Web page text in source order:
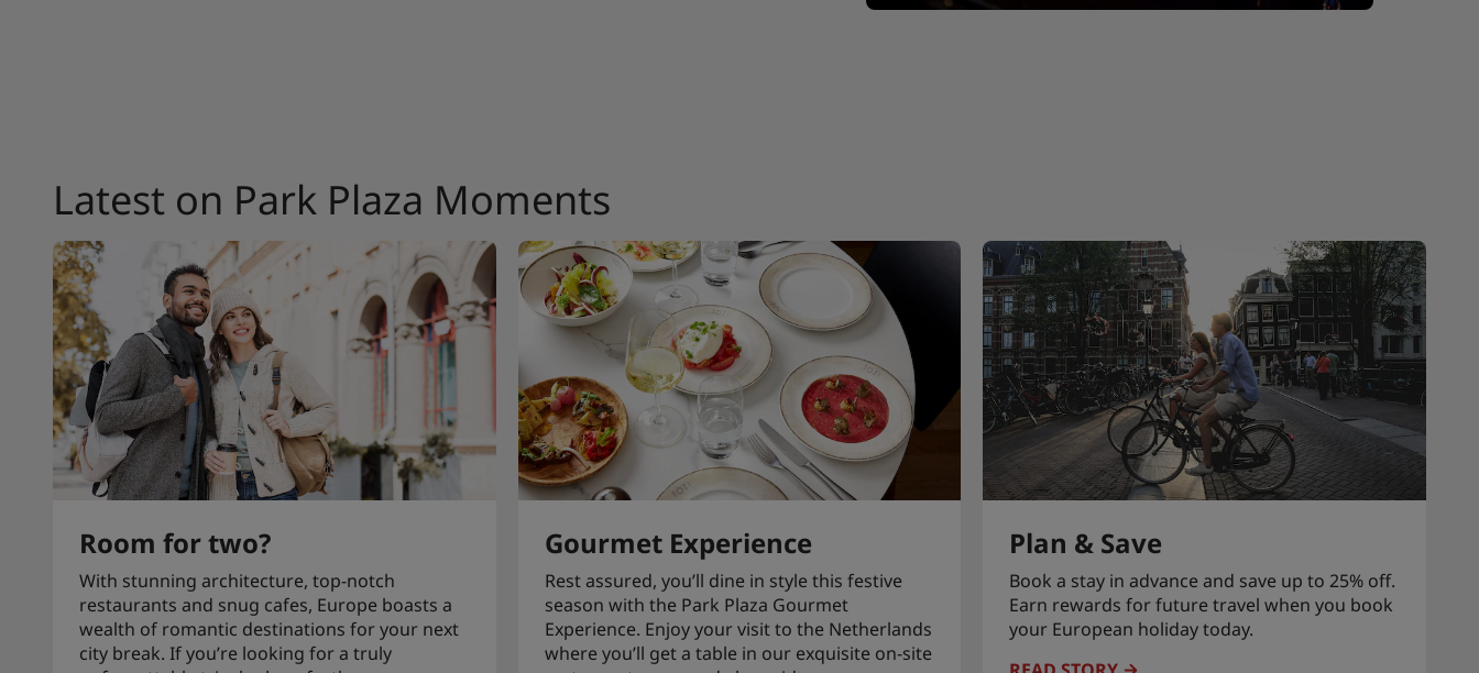
Latest on Park Plaza Moments
Room for two?
With stunning architecture, top-notch
restaurants and snug cafes, Europe boasts a
wealth of romantic destinations for your next
city break. If you’re looking for a truly
Gourmet Experience
Rest assured, you’ll dine in style this festive
season with the Park Plaza Gourmet
Experience. Enjoy your visit to the Netherlands
where you’ll get a table in our exquisite on-site
Plan & Save
Book a stay in advance and save up to 25% off.
Earn rewards for future travel when you book
your European holiday today.